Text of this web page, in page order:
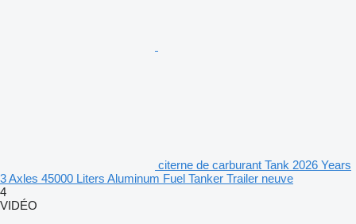
citerne de carburant Tank 2026 Years
3 Axles 45000 Liters Aluminum Fuel Tanker Trailer neuve
4
VIDÉO